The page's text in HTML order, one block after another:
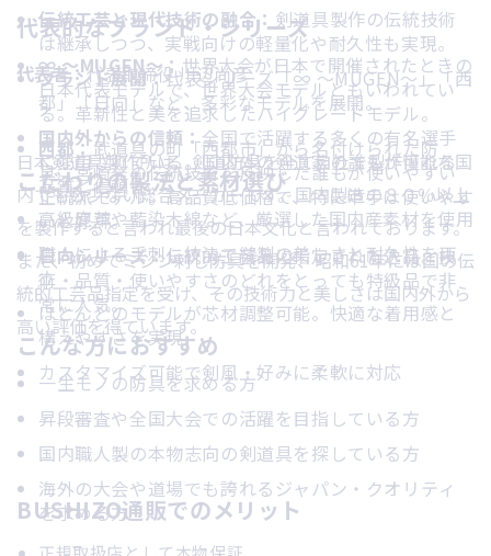
代表者：代表取締役 川辺尚彦
日本剣道具製作所は、剣道防具を全て自社で製作可能な国
内でも数少ない総合メーカーです。国内製造の８０％以上
を製作すると言われ最後の日本文化と言われております。
また、初めてミシン刺し防具を開発、昭和61年には国の伝
統的工芸品指定を受け、その技術力と美しさは国内外から
高い評価を得ています。
伝統工芸と現代技術の融合： 剣道具製作の伝統技術
は継承しつつ、実戦向けの軽量化や耐久性も実現。
ブランド展開：代表シリーズ「∞ ～MUGEN～」「西
都」「日向」など、多彩なモデルを展開。
国内外からの信頼：全国で活躍する多くの有名選手
に愛用されている。国内外の剣道家の誰もが憧れる
品質と信頼性。
代表的なブランド・シリーズ
∞ ～MUGEN～： 世界大会が日本で開催されたときの
日本代表モデルで、世界大会モデルともいわれてい
る。革新性と美を追求したハイグレードモデル。
西都：武道具の町「西都市」から名付けられた防
具。宮崎発の伝統技術を反映した誰もが使いやすい
正統派モデル。高品質低価格で、特に甲手は使いやす
いと好評。
日向シリーズ：伝統的工芸品に指定された逸品。技
術・品質・使いやすさのどれをとっても特級品で非
常に人気。
こだわりの製法と素材選び
高級鹿革や藍染木綿など、厳選した国内産素材を使用
職人による手刺し技法で縫製の美しさと耐久性を両
立
ほとんどのモデルが芯材調整可能。快適な着用感と
構えやすさを実現
カスタマイズ可能で剣風・好みに柔軟に対応
こんな方におすすめ
一生モノの防具を求める方
昇段審査や全国大会での活躍を目指している方
国内職人製の本物志向の剣道具を探している方
海外の大会や道場でも誇れるジャパン・クオリティ
を求める方
BUSHIZO通販でのメリット